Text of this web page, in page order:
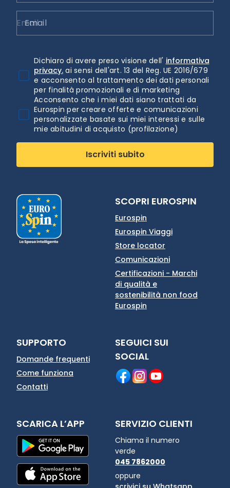
Email
Dichiaro di avere preso visione dell' informativa
privacy. ai sensi dell'art. 13 del Reg. UE 2016/679
e acconsento al trattamento dei dati personali
per finalità promozionali e di marketing
Acconsento che i miei dati siano trattati da
Eurospin per creare offerte e comunicazioni
personalizzate basate sui miei interessi e sulle
mie abitudini di acquisto (profilazione)
Iscriviti subito
SCOPRI EUROSPIN
Eurospin
Eurospin Viaggi
Store locator
Comunicazioni
Certificazioni - Marchi
di qualità e
sostenibilità non food
Eurospin
SUPPORTO
Domande frequenti
Come funziona
Contatti
SEGUICI SUI
SOCIAL
SCARICA L’APP SERVIZIO CLIENTI
Chiama il numero
verde
045 7862000
oppure